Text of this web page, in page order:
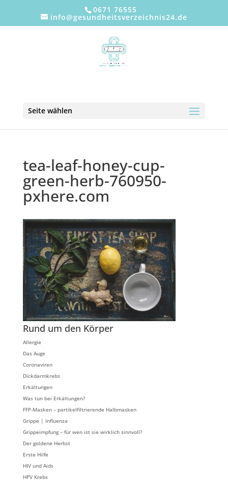
0671 76555
info@gesundheitsverzeichnis24.de
Seite wählen
tea-leaf-honey-cup-
green-herb-760950-
pxhere.com
Rund um den Körper
Allergie
Das Auge
Coronaviren
Dickdarmkrebs
Erkältungen
Was tun bei Erkältungen?
FFP-Masken – partikelfiltrierende Halbmasken
Grippe | Influenza
Grippeimpfung – für wen ist sie wirklich sinnvoll?
Der goldene Herbst
Erste Hilfe
HIV und Aids
HPV Krebs